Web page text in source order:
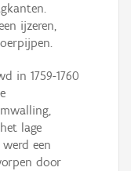
ijzeren,
in 1759-1760
lage
een
door